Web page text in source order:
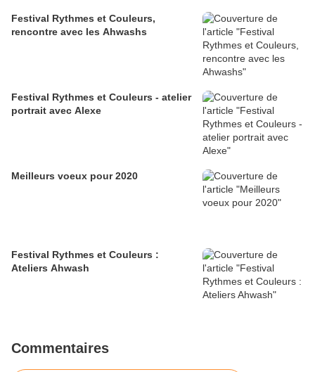
Festival Rythmes et Couleurs,
rencontre avec les Ahwashs
Festival Rythmes et Couleurs - atelier
portrait avec Alexe
Meilleurs voeux pour 2020
Festival Rythmes et Couleurs :
Ateliers Ahwash
Commentaires